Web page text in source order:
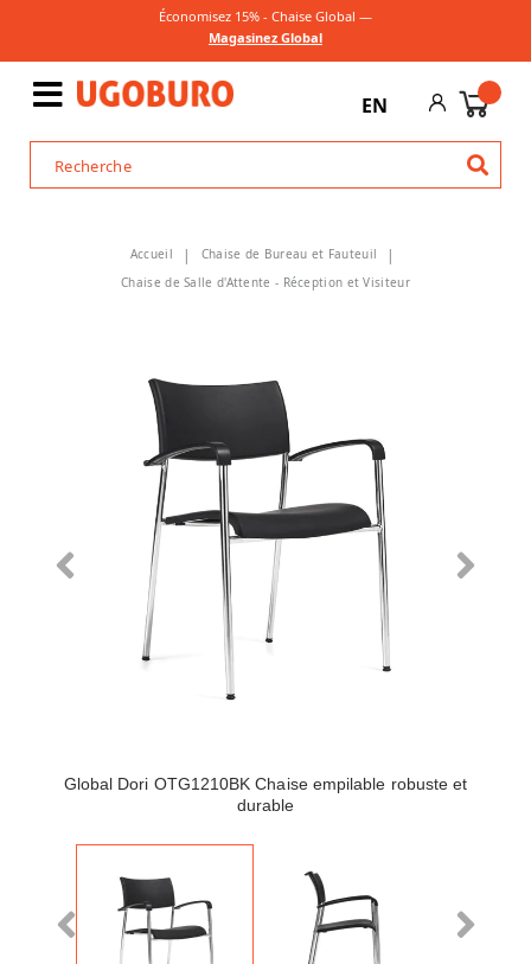
Économisez 15% - Chaise Global —
Magasinez Global
EN
Accueil
Chaise de Bureau et Fauteuil
Chaise de Salle d'Attente - Réception et Visiteur
Global Dori OTG1210BK Chaise empilable robuste et
durable